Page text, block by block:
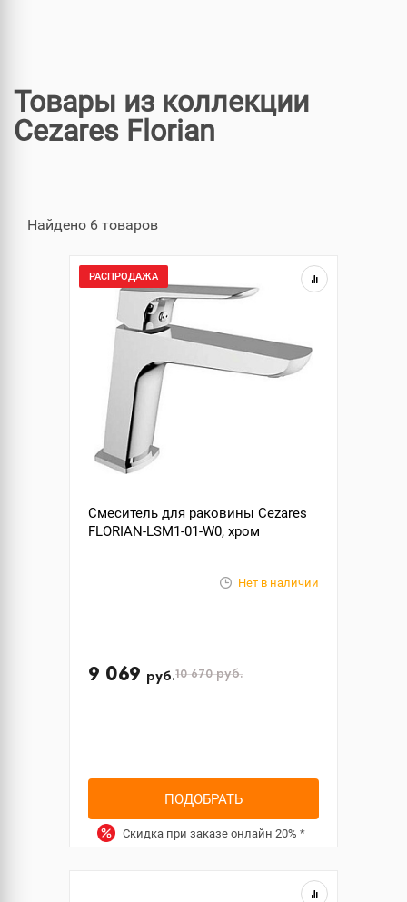
Товары из коллекции
Cezares Florian
Найдено 6 товаров
РАСПРОДАЖА
Смеситель для раковины Cezares
FLORIAN-LSM1-01-W0, хром
Нет в наличии
9 069 руб.10 670руб.
ПОДОБРАТЬ
Скидка при заказе онлайн 20% *